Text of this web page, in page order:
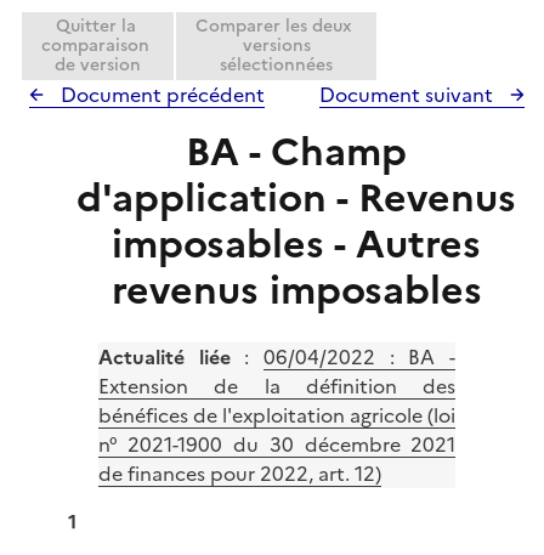
Quitter la
comparaison
de version
Comparer les deux
versions
sélectionnées
Document précédent Document suivant
BA - Champ
d'application - Revenus
imposables - Autres
revenus imposables
Actualité liée: 06/04/2022 : BA -
Extension de la définition des
bénéfices de l'exploitation agricole (loi
n° 2021-1900 du 30 décembre 2021
de finances pour 2022, art. 12)
1